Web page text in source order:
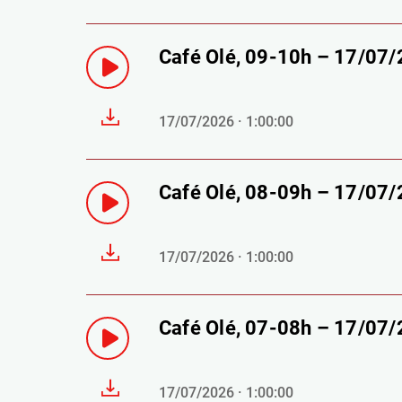
Café Olé, 09-10h – 17/
17/07/2026 · 1:00:00
Café Olé, 08-09h – 17/
17/07/2026 · 1:00:00
Café Olé, 07-08h – 17/
17/07/2026 · 1:00:00